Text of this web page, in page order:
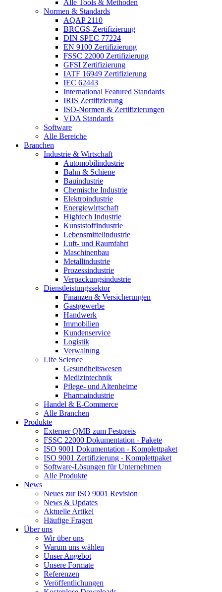
Alle Tools & Methoden
Normen & Standards
AQAP 2110
BRCGS-Zertifizierung
DIN SPEC 77224
EN 9100 Zertifizierung
FSSC 22000 Zertifizierung
GFSI Zertifizierung
IATF 16949 Zertifizierung
IEC 62443
International Featured Standards
IRIS Zertifizierung
ISO-Normen & Zertifizierungen
VDA Standards
Software
Alle Bereiche
Branchen
Industrie & Wirtschaft
Automobilindustrie
Bahn & Schiene
Bauindustrie
Chemische Industrie
Elektroindustrie
Energiewirtschaft
Hightech Industrie
Kunststoffindustrie
Lebensmittelindustrie
Luft- und Raumfahrt
Maschinenbau
Metallindustrie
Prozessindustrie
Verpackungsindustrie
Dienstleistungssektor
Finanzen & Versicherungen
Gastgewerbe
Handwerk
Immobilien
Kundenservice
Logistik
Verwaltung
Life Science
Gesundheitswesen
Medizintechnik
Pflege- und Altenheime
Pharmaindustrie
Handel & E-Commerce
Alle Branchen
Produkte
Externer QMB zum Festpreis
FSSC 22000 Dokumentation - Pakete
ISO 9001 Dokumentation - Komplettpaket
ISO 9001 Zertifizierung - Komplettpaket
Software-Lösungen für Unternehmen
Alle Produkte
News
Neues zur ISO 9001 Revision
News & Updates
Aktuelle Artikel
Häufige Fragen
Über uns
Wir über uns
Warum uns wählen
Unser Angebot
Unsere Formate
Referenzen
Veröffentlichungen